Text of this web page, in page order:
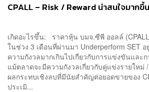
CPALL – Risk / Reward น่าสนใจมากขึ้น
เกิดอะไรขึ้น: ราคาหุ้น บมจ.ซีพี ออลล์
ในช่วง 3 เดือนที่ผ่านมา Underperform SET อ
ความกังวลมากเกินไปเกี่ยวกับการแข่งขันและ
แม้ตลาดจะมีความกังวลเกี่ยวกับคู่แข่งรายใหม่
ผลกระทบเชิงลบที่มีนัยสำคัญต่อยอดขายของ
ประเมิ...